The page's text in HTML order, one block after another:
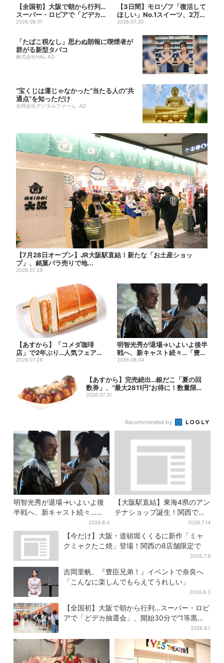
【全国初】大阪で朝から行列…
スーパー・ロピアで「どデカ
抽選会」、開始30分で“1...
2026.08.01
【3日間】モロゾフ「復活して
ほしい」No.1スイーツ、2万3
865票から選ばれた...
2026.07.30
「たばこ税なし」思わぬ朗報に喫煙者が
群がる新型タバコ
株式会社HAL AD
“宝くじは運じゃなかった”当たる人の“共
通点”を知っただけ
合同会社デジタルファーム AD
【7月28日オープン】JR大阪駅直結！新たな「お土産ショッ
プ」、銘菓バラ売りで地...
2026.07.29
【あすから】「コメダ珈琲
店」で2年ぶり…人気フェアが
復活！“ハワイ旅行が当たる”...
2026.07.28
明智光秀が退場→いよいよ後半
戦へ、新キャスト続々…「豊臣
兄弟！」振り返り＆第30...
2026.08.04
【あすから】完売続出…銀だこ「夏の回
数券」、“最大2811円”お得に！数量限定
で
2026.07.31
Recommended by
明智光秀が退場→いよいよ後
半戦へ、新キャスト続々…
「豊臣兄弟！」振り返り＆第
30回あらすじ
2026.8.4
【大阪駅直結】東海4県のアン
テナショップ誕生！関西では
ここでしか買えない限定グル
メも
2026.7.14
【今だけ】大阪・道頓堀くくるに新作「ミャ
クミャクたこ焼」登場！関西の8店舗限定で
2026.7.9
吉岡里帆、『豊臣兄弟！』イベントで奈良へ
「こんなに楽しんでもらえてうれしい」
2026.8.3
【全国初】大阪で朝から行列…スーパー・ロピ
アで「どデカ抽選会」、開始30分で“1等黒毛
2026.8.1